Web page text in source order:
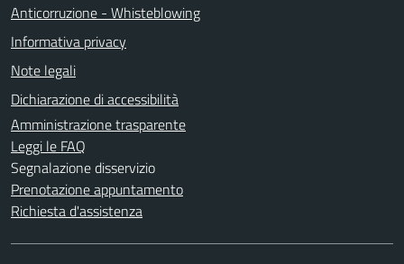
Anticorruzione - Whisteblowing
Informativa privacy
Note legali
Dichiarazione di accessibilità
Amministrazione trasparente
Leggi le FAQ
Segnalazione disservizio
Prenotazione appuntamento
Richiesta d'assistenza